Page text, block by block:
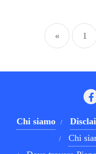
degli
« 1
Chi siamo
Chi